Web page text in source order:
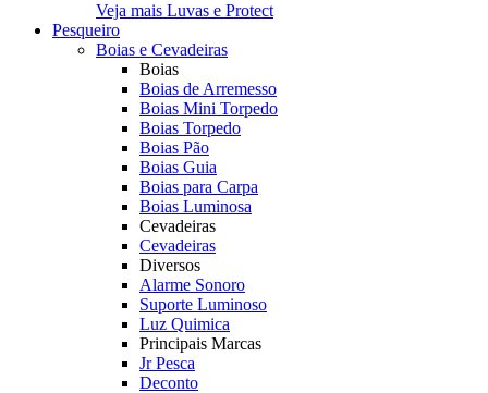
Veja mais Luvas e Protect
Pesqueiro
Boias e Cevadeiras
Boias
Boias de Arremesso
Boias Mini Torpedo
Boias Torpedo
Boias Pão
Boias Guia
Boias para Carpa
Boias Luminosa
Cevadeiras
Cevadeiras
Diversos
Alarme Sonoro
Suporte Luminoso
Luz Quimica
Principais Marcas
Jr Pesca
Deconto